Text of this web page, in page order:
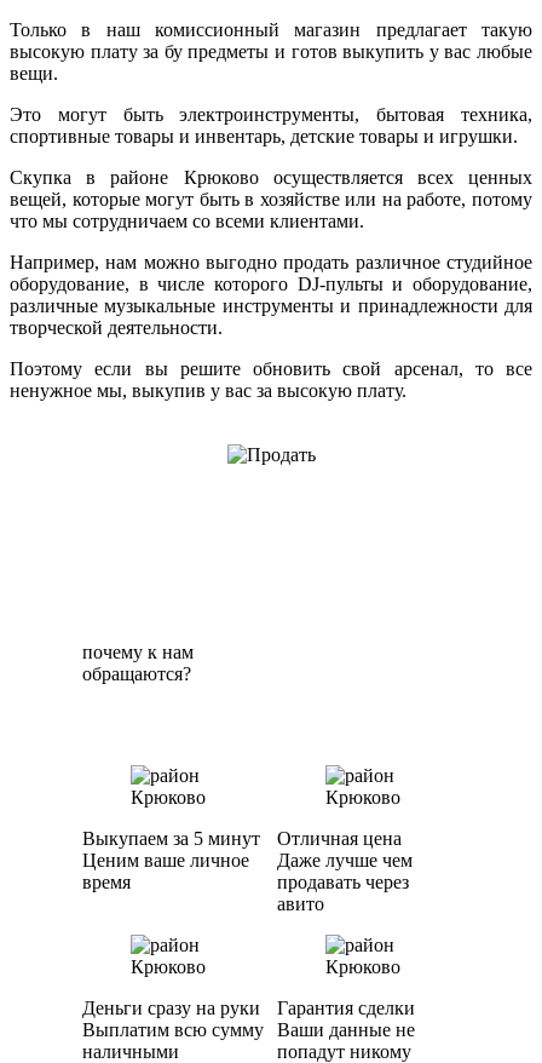
Только в наш комиссионный магазин предлагает такую
высокую плату за бу предметы и готов выкупить у вас любые
вещи.
Это могут быть электроинструменты, бытовая техника,
спортивные товары и инвентарь, детские товары и игрушки.
Скупка в районе Крюково осуществляется всех ценных
вещей, которые могут быть в хозяйстве или на работе, потому
что мы сотрудничаем со всеми клиентами.
Например, нам можно выгодно продать различное студийное
оборудование, в числе которого DJ-пульты и оборудование,
различные музыкальные инструменты и принадлежности для
творческой деятельности.
Поэтому если вы решите обновить свой арсенал, то все
ненужное мы, выкупив у вас за высокую плату.
почему к нам
обращаются?
Выкупаем за 5 минут
Ценим ваше личное
время
Отличная цена
Даже лучше чем
продавать через
авито
Деньги сразу на руки
Выплатим всю сумму
наличными
Гарантия сделки
Ваши данные не
попадут никому